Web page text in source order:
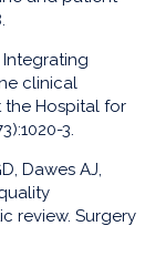
Integrating
clinical
the Hospital for
3.
Dawes AJ,
review. Surgery